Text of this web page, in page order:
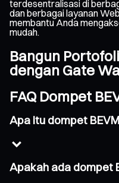
terdesentralisasi di
dan berbagai layanan
membantu Anda
mudah.
Bangun
dengan Gate
FAQ Dompet
Apa itu dompet
Apakah ada dompet